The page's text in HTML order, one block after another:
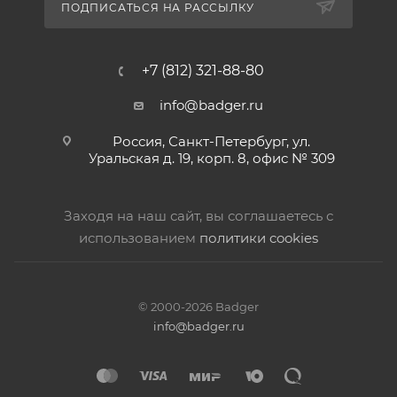
ПОДПИСАТЬСЯ НА РАССЫЛКУ
+7 (812) 321-88-80
info@badger.ru
Россия, Санкт-Петербург, ул.
Уральская д. 19, корп. 8, офис № 309
Заходя на наш сайт, вы соглашаетесь с
использованием политики cookies
© 2000-2026 Badger
info@badger.ru